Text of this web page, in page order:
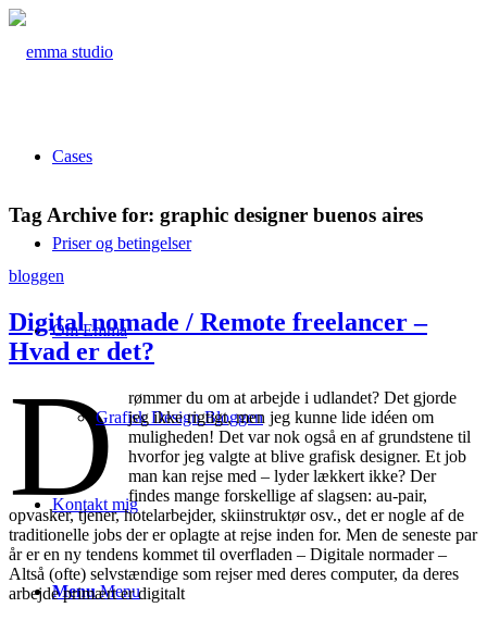
Cases
Priser og betingelser
Om Emma
Grafisk Design Bloggen
Kontakt mig
Menu Menu
Tag Archive for: graphic designer buenos aires
bloggen
Digital nomade / Remote freelancer –
Hvad er det?
D
rømmer du om at arbejde i udlandet? Det gjorde
jeg ikke rigtigt, men jeg kunne lide idéen om
muligheden! Det var nok også en af grundstene til
hvorfor jeg valgte at blive grafisk designer. Et job
man kan rejse med – lyder lækkert ikke? Der
findes mange forskellige af slagsen: au-pair,
opvasker, tjener, hotelarbejder, skiinstruktør osv., det er nogle af de
traditionelle jobs der er oplagte at rejse inden for. Men de seneste par
år er en ny tendens kommet til overfladen – Digitale normader –
Altså (ofte) selvstændige som rejser med deres computer, da deres
arbejde primært er digitalt